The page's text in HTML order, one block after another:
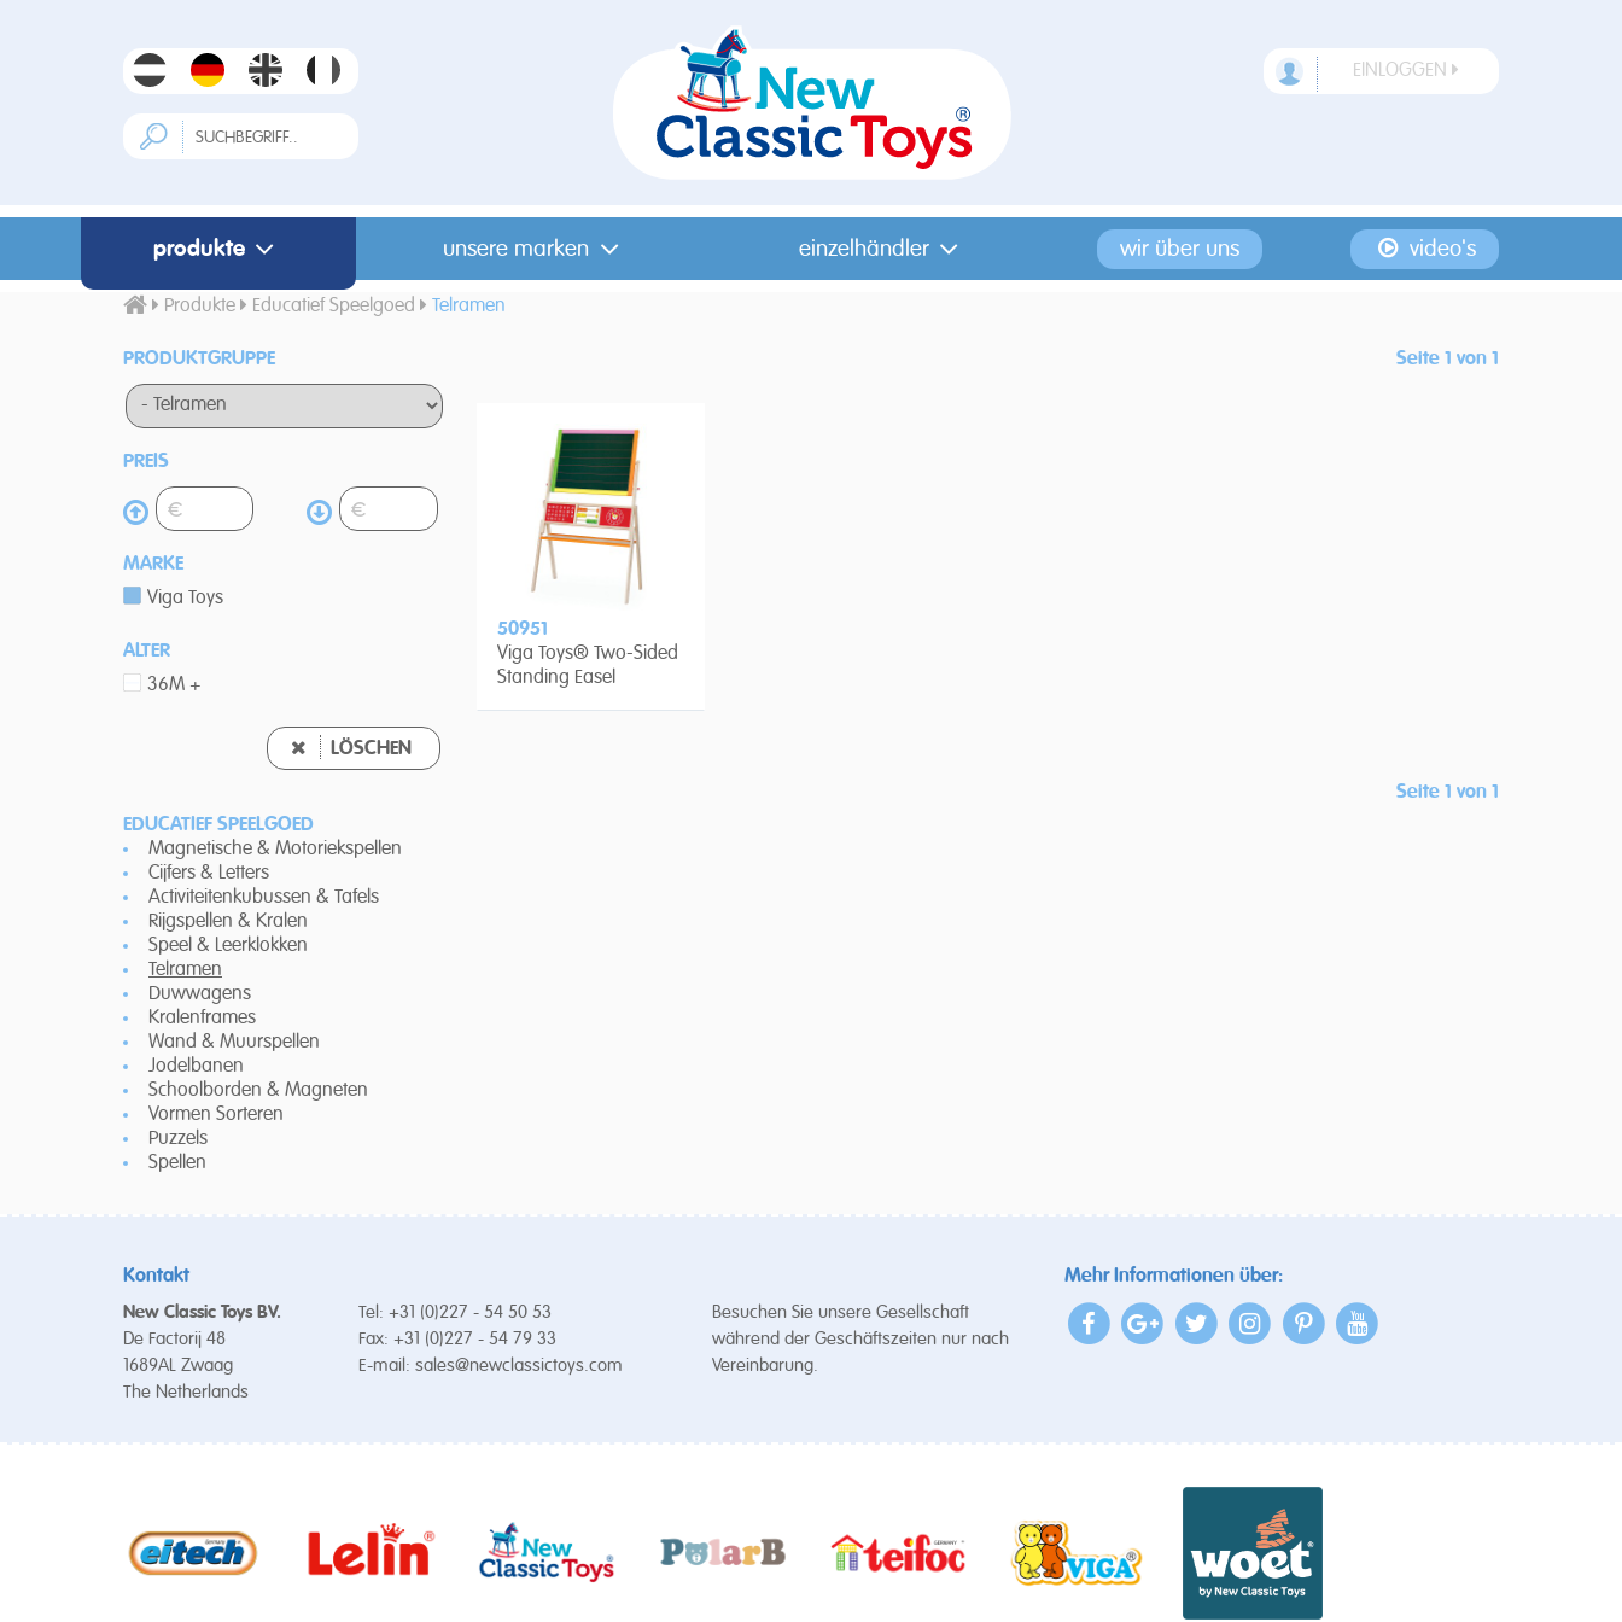
EINLOGGEN
produkte unsere marken einzelhändler wir über uns video's
Produkte Educatief Speelgoed Telramen
PRODUKTGRUPPE
PREIS
MARKE
Viga Toys
ALTER
36M +
LÖSCHEN
EDUCATIEF SPEELGOED
Magnetische & Motoriekspellen
Cijfers & Letters
Activiteitenkubussen & Tafels
Rijgspellen & Kralen
Speel & Leerklokken
Telramen
Duwwagens
Kralenframes
Wand & Muurspellen
Jodelbanen
Schoolborden & Magneten
Vormen Sorteren
Puzzels
Spellen
Seite 1 von 1
50951
Viga Toys® Two-Sided
Standing Easel
Seite 1 von 1
Kontakt
New Classic Toys BV.
De Factorij 48
1689AL Zwaag
The Netherlands
Tel: +31 (0)227 - 54 50 53
Fax: +31 (0)227 - 54 79 33
E-mail: sales@newclassictoys.com
Besuchen Sie unsere Gesellschaft
während der Geschäftszeiten nur nach
Vereinbarung.
Mehr Informationen über: